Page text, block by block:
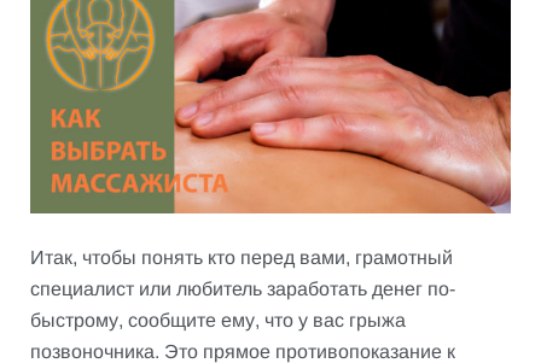
Итак, чтобы понять кто перед вами, грамотный
специалист или любитель заработать денег по-
быстрому, сообщите ему, что у вас грыжа
позвоночника. Это прямое противопоказание к